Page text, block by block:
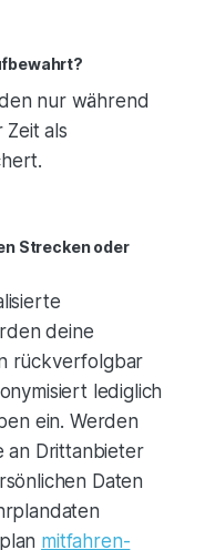
nur während
als
Strecken oder
deine
rückverfolgbar
lediglich
ein. Werden
an Drittanbieter
Daten
mitfahren-